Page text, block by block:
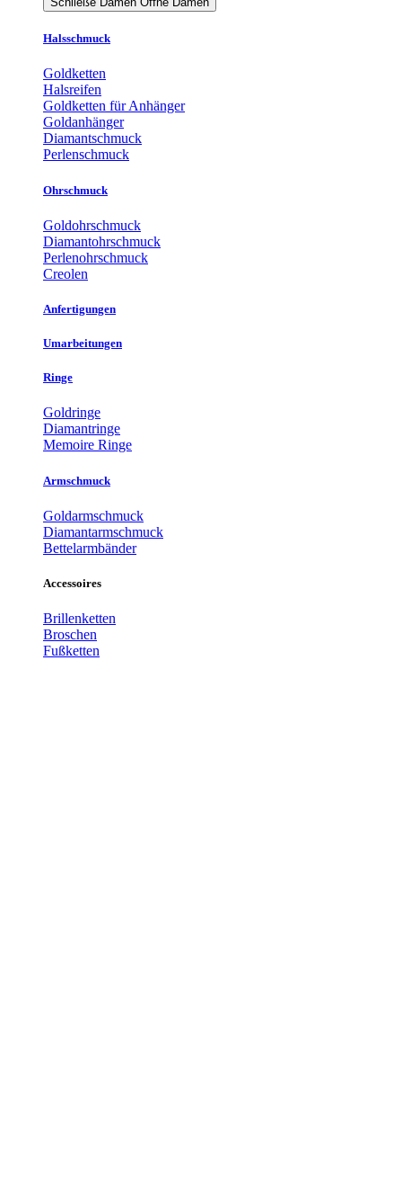
Halsschmuck
Goldketten
Halsreifen
Goldketten für Anhänger
Goldanhänger
Diamantschmuck
Perlenschmuck
Ohrschmuck
Goldohrschmuck
Diamantohrschmuck
Perlenohrschmuck
Creolen
Anfertigungen
Umarbeitungen
Ringe
Goldringe
Diamantringe
Memoire Ringe
Armschmuck
Goldarmschmuck
Diamantarmschmuck
Bettelarmbänder
Accessoires
Brillenketten
Broschen
Fußketten